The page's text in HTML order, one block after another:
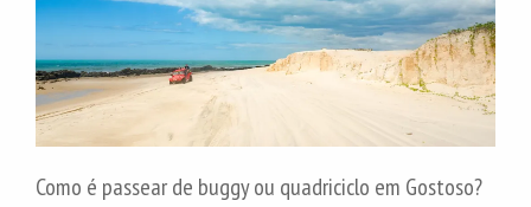
Como é passear de buggy ou quadriciclo em Gostoso?